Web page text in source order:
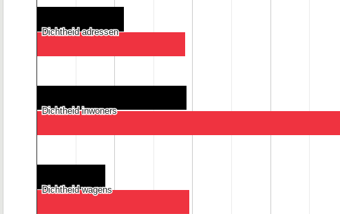
Dichtheid adressen
Dichtheid adressen
Dichtheid inwoners
Dichtheid inwoners
Dichtheid wagens
Dichtheid wagens